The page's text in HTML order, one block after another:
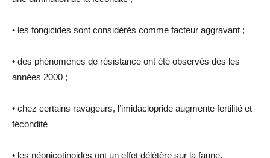
• les fongicides sont considérés comme facteur aggravant ;
• des phénomènes de résistance ont été observés dès les
années 2000 ;
• chez certains ravageurs, l’imidaclopride augmente fertilité et
fécondité
• les néonicotinoides ont un effet délétère sur la faune,